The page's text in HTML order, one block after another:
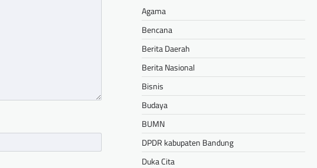
Agama
Bencana
Berita Daerah
Berita Nasional
Bisnis
Budaya
BUMN
DPDR kabupaten Bandung
Duka Cita